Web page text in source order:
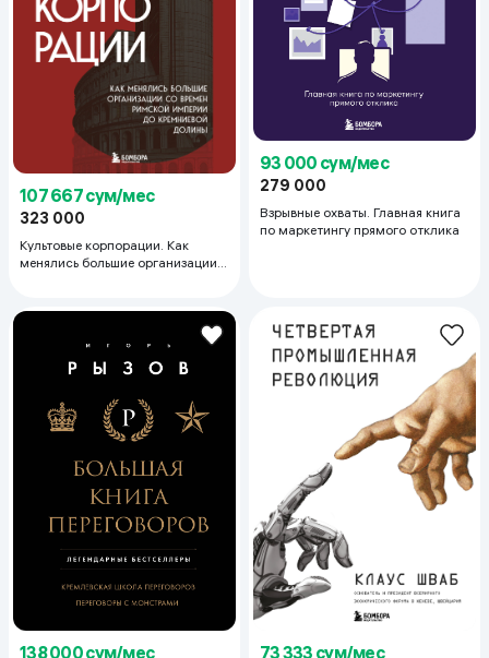
107 667 сум/мес
323 000
Культовые корпорации. Как
менялись большие организации
93 000 сум/мес
279 000
Взрывные охваты. Главная книга
по маркетингу прямого отклика
138 000 сум/мес 73 333 сум/мес